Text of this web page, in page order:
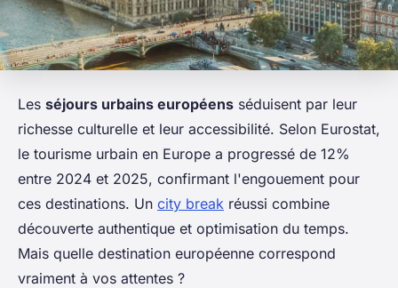
Les séjours urbains européens séduisent par leur
richesse culturelle et leur accessibilité. Selon Eurostat,
le tourisme urbain en Europe a progressé de 12%
entre 2024 et 2025, confirmant l'engouement pour
ces destinations. Un city break réussi combine
découverte authentique et optimisation du temps.
Mais quelle destination européenne correspond
vraiment à vos attentes ?